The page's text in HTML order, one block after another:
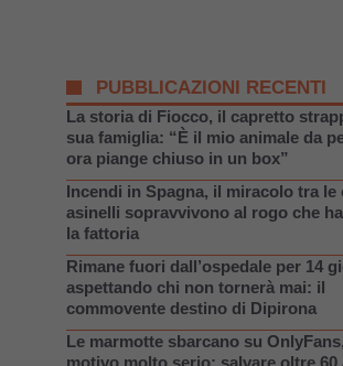
PUBBLICAZIONI RECENTI
La storia di Fiocco, il capretto
sua famiglia: “È il mio animale da
ora piange chiuso in un box”
Incendi in Spagna, il miracolo tra le
asinelli sopravvivono al rogo che
la fattoria
Rimane fuori dall’ospedale per 14
aspettando chi non tornerà mai: il
commovente destino di Dipirona
Le marmotte sbarcano su
motivo molto serio: salvare oltre 60